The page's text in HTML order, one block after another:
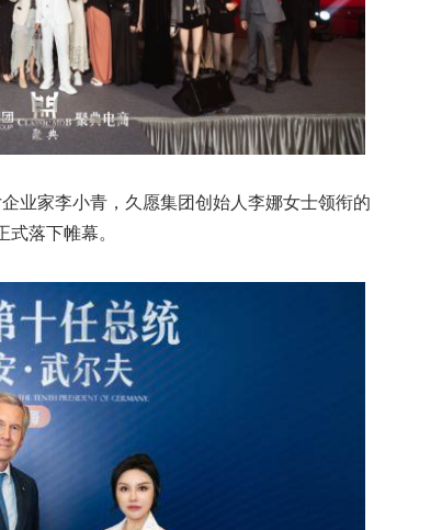
业家李小青，久愿集团创始人李娜女士领衔的
落下帷幕。